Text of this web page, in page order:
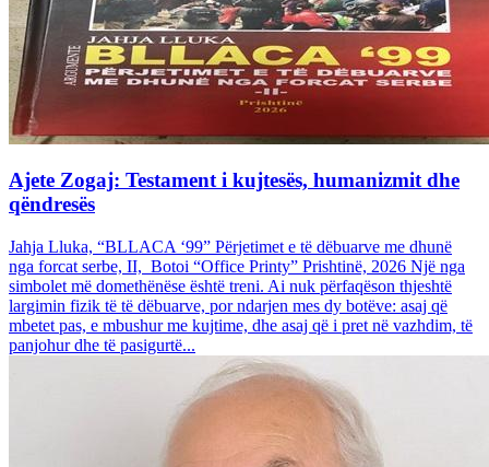
Ajete Zogaj: Testament i kujtesës, humanizmit dhe
qëndresës
Jahja Lluka, “BLLACA ‘99” Përjetimet e të dëbuarve me dhunë
nga forcat serbe, II, Botoi “Office Printy” Prishtinë, 2026 Një nga
simbolet më domethënëse është treni. Ai nuk përfaqëson thjeshtë
largimin fizik të të dëbuarve, por ndarjen mes dy botëve: asaj që
mbetet pas, e mbushur me kujtime, dhe asaj që i pret në vazhdim, të
panjohur dhe të pasigurtë...